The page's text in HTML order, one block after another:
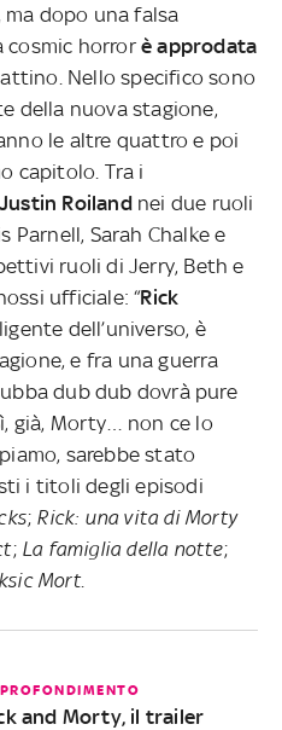
dopo una falsa
cosmic horrorè approdata
Nello specifico sono
della nuova stagione,
le altre quattro e poi
capitolo. Tra i
Justin Roilandnei due ruoli
Parnell, Sarah Chalke e
ruoli di Jerry, Beth e
ufficiale: “Rick
dell’universo, è
e fra una guerra
dub dub dovrà pure
già, Morty… non ce lo
sarebbe stato
i titoli degli episodi
; Rick: una vita di Morty
; La famiglia della notte;
Mort.
and Morty, il trailer